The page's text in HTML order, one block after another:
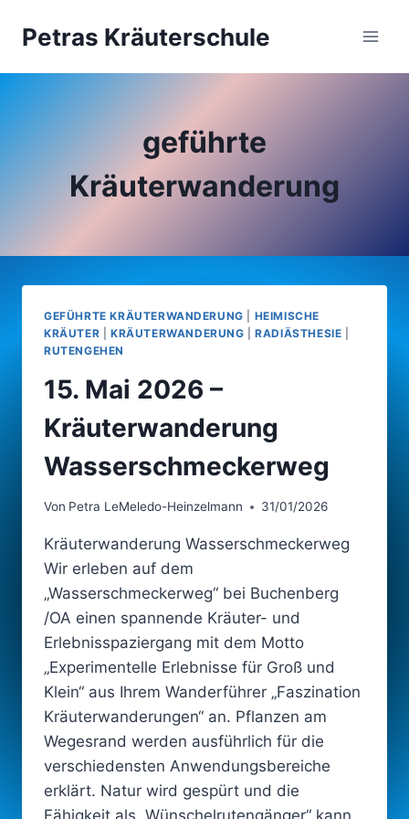
InhaltPetras Kräuterschule
geführte
Kräuterwanderung
GEFÜHRTE KRÄUTERWANDERUNG
HEIMISCHE
KRÄUTER
KRÄUTERWANDERUNG |RADIÄSTHESIE
RUTENGEHEN
15. Mai 2026 –
Kräuterwanderung
Wasserschmeckerweg
Von Petra LeMeledo-Heinzelmann 31/01/2026
Kräuterwanderung Wasserschmeckerweg
Wir erleben auf dem
„Wasserschmeckerweg“ bei Buchenberg
/OA einen spannende Kräuter- und
Erlebnisspaziergang mit dem Motto
„Experimentelle Erlebnisse für Groß und
Klein“ aus Ihrem Wanderführer „Faszination
Kräuterwanderungen“ an. Pflanzen am
Wegesrand werden ausführlich für die
verschiedensten Anwendungsbereiche
erklärt. Natur wird gespürt und die